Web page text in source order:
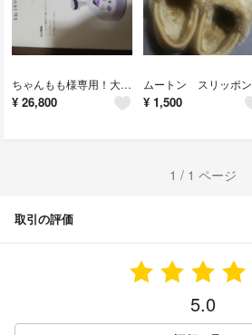
ちゃんもも様専用！大幅値下げ！美容機器 キャビテーション RF バキューム
¥ 26,800
ムートン スリッポン
¥ 1,500
1 / 1 ページ
取引の評価
5.0